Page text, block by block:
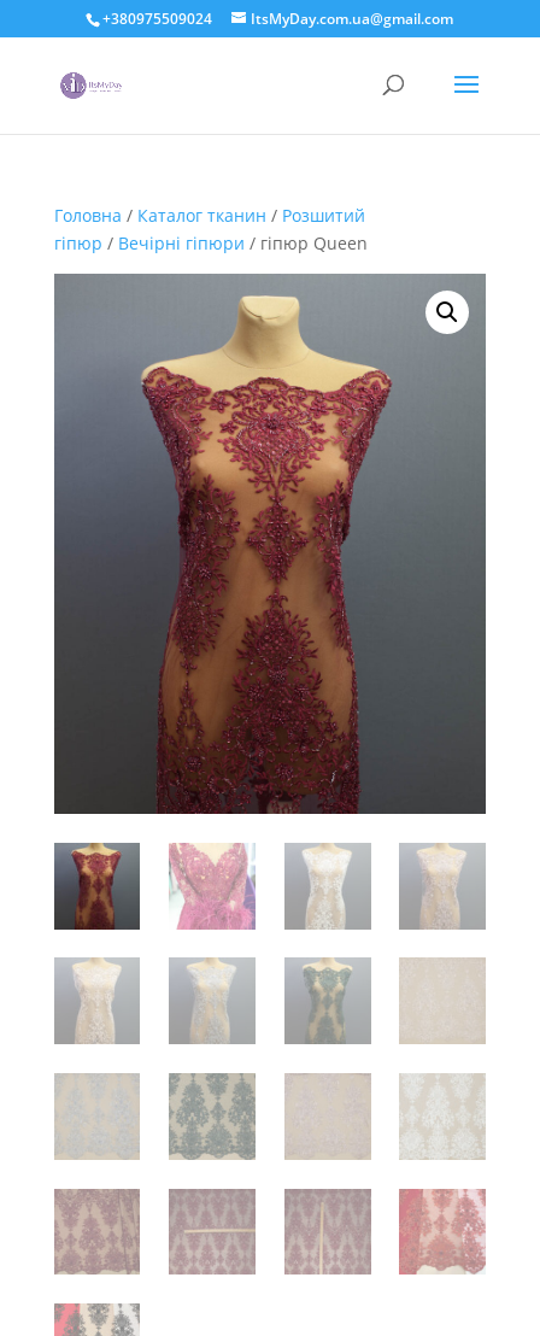
+380975509024 ItsMyDay.com.ua@gmail.com
Головна / Каталог тканин / Розшитий
гіпюр / Вечірні гіпюри / гіпюр Queen